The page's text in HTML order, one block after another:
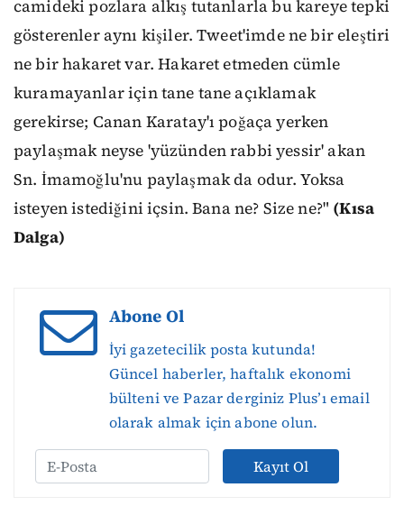
camideki pozlara alkış tutanlarla bu kareye tepki
gösterenler aynı kişiler. Tweet'imde ne bir eleştiri
ne bir hakaret var. Hakaret etmeden cümle
kuramayanlar için tane tane açıklamak
gerekirse; Canan Karatay'ı poğaça yerken
paylaşmak neyse 'yüzünden rabbi yessir' akan
Sn. İmamoğlu'nu paylaşmak da odur. Yoksa
isteyen istediğini içsin. Bana ne? Size ne?" (Kısa
Dalga)
Abone Ol
İyi gazetecilik posta kutunda!
Güncel haberler, haftalık ekonomi
bülteni ve Pazar derginiz Plus’ı email
olarak almak için abone olun.
Kayıt Ol